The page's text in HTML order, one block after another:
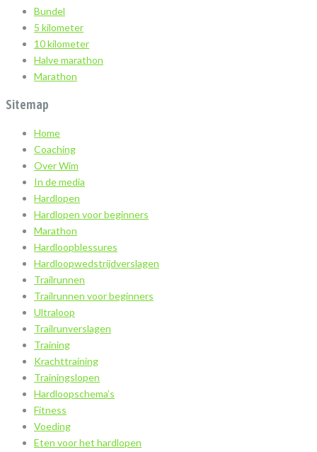
Bundel
5 kilometer
10 kilometer
Halve marathon
Marathon
Sitemap
Home
Coaching
Over Wim
In de media
Hardlopen
Hardlopen voor beginners
Marathon
Hardloopblessures
Hardloopwedstrijdverslagen
Trailrunnen
Trailrunnen voor beginners
Ultraloop
Trailrunverslagen
Training
Krachttraining
Trainingslopen
Hardloopschema’s
Fitness
Voeding
Eten voor het hardlopen